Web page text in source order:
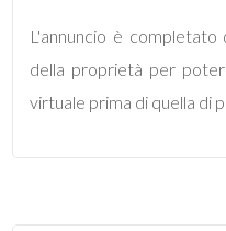
L'annuncio è
della proprietà per
virtuale prima di quella di
4
5